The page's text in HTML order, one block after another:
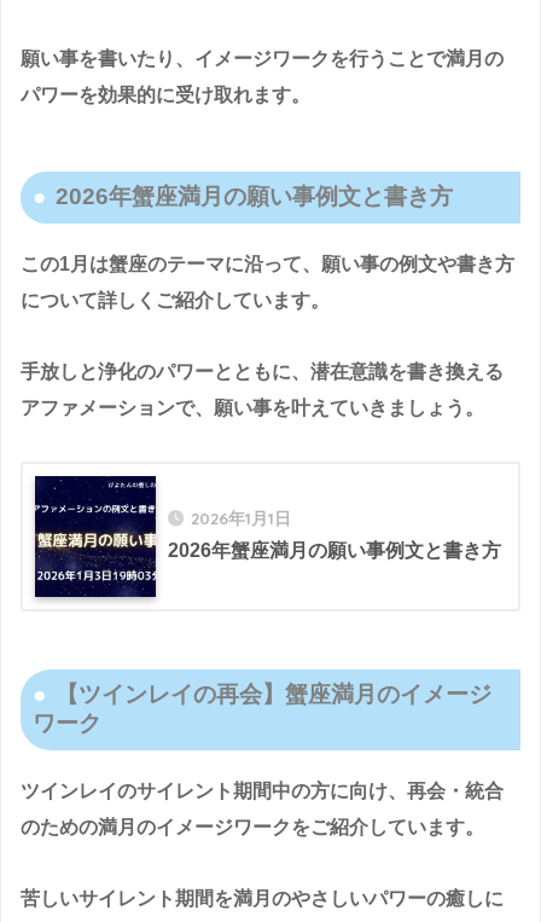
願い事を書いたり、イメージワークを行うことで満月の
パワーを効果的に受け取れます。
2026年蟹座満月の願い事例文と書き方
この1月は蟹座のテーマに沿って、願い事の例文や書き方
について詳しくご紹介しています。
手放しと浄化のパワーとともに、潜在意識を書き換える
アファメーションで、願い事を叶えていきましょう。
2026年1月1日
2026年蟹座満月の願い事例文と書き方
【ツインレイの再会】蟹座満月のイメージ
ワーク
ツインレイのサイレント期間中の方に向け、再会・統合
のための満月のイメージワークをご紹介しています。
苦しいサイレント期間を満月のやさしいパワーの癒しに